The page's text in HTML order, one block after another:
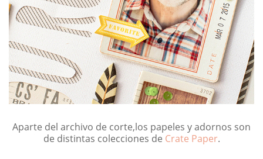
Aparte del archivo de corte,los papeles y adornos son
de distintas colecciones de Crate Paper.